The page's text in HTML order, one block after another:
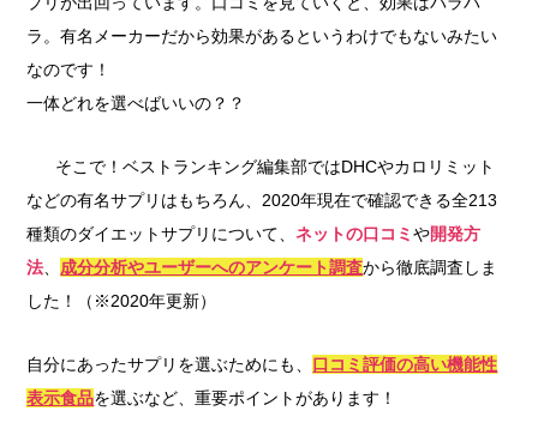
ラ。有名メーカーだから効果があるというわけでもないみたい
なのです！
一体どれを選べばいいの？？
そこで！ベストランキング編集部ではDHCやカロリミット
などの有名サプリはもちろん、2020年現在で確認できる全213
種類のダイエットサプリについて、ネットの口コミや開発方
法
成分分析やユーザーへのアンケート調査から徹底調査しま
した！（※2020年更新）
自分にあったサプリを選ぶためにも、 口コミ評価の高い機能性
表示食品を選ぶなど、重要ポイントがあります！